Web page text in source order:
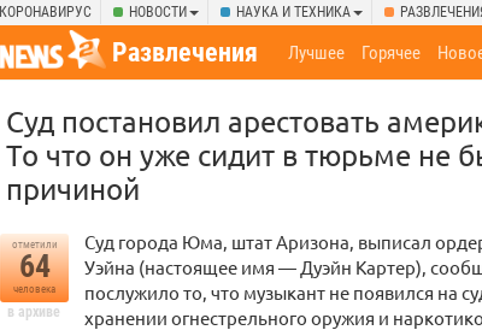
КОРОНАВИРУС НОВОСТИ НАУКА И ТЕХНИКА
Развлечения Лучшее Горячее
Суд постановил арестовать
То что он уже сидит в тюрьме не
причиной
отметили
64
человека
в архиве
Суд города Юма, штат Аризона, выписал
Уэйна (настоящее имя — Дуэйн Картер),
послужило то, что музыкант не появился на
хранении огнестрельного оружия и